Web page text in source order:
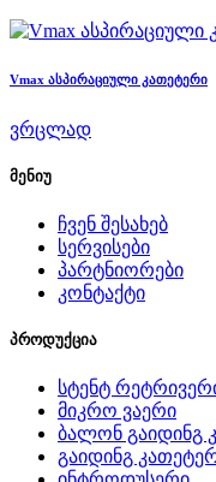
Vmax ასპირაციული კათეტერი
ვრცლად
მენიუ
ჩვენ შესახებ
სერვისები
პარტნიორები
კონტაქტი
პროდუქცია
სტენტ
მიკრო ვაერი
ბალონ გაიდინგ
გაიდინგ